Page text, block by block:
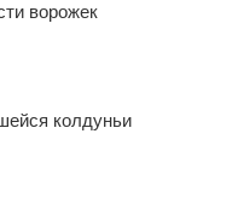
ворожек
колдуньи